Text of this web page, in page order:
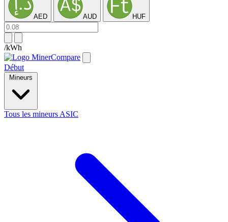
AED AUD HUF
/kWh
Début
Mineurs
Tous les mineurs ASIC